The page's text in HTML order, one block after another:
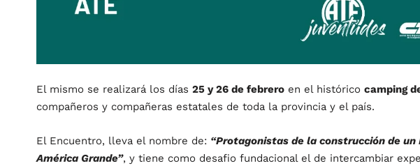
El mismo se realizará los días 25 y 26 de febrero en el histórico camping
compañeros y compañeras estatales de toda la provincia y el país.
El Encuentro, lleva el nombre de: “Protagonistas de la construcción de
América Grande”, y tiene como desafio fundacional el de intercambiar